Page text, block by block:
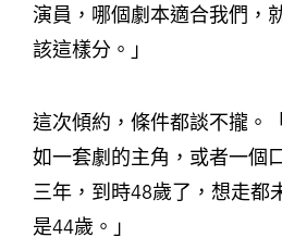
演員，哪個劇本適合我們，
該這樣分。」
這次傾約，條件都談不攏。
如一套劇的主角，或者一個
三年，到時48歲了，想走都
是44歲。」